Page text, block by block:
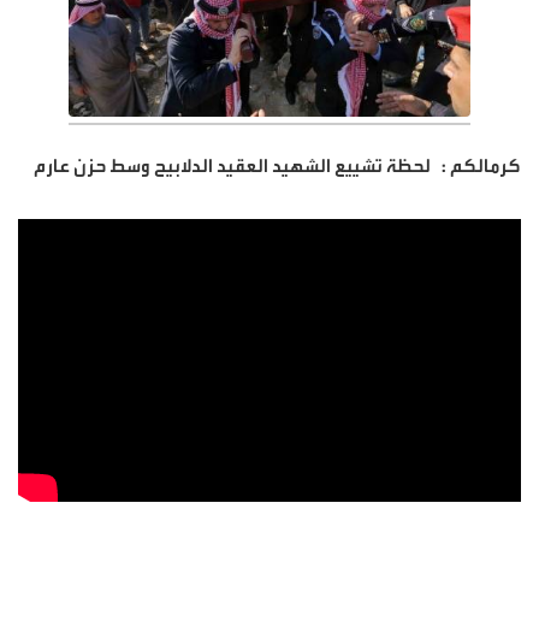
كرمالكم : لحظة تشييع الشهيد العقيد الدلابيح وسط حزن عارم